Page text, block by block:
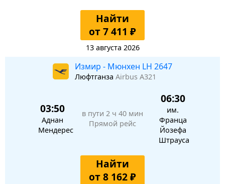
Найти
от 7 411 ₽
13 августа 2026
Измир - Мюнхен LH 2647
Люфтганза Airbus A321
03:50
Аднан
Мендерес
в пути 2 ч 40 мин
Прямой рейс
06:30
им.
Франца
Йозефа
Штрауса
Найти
от 8 162 ₽